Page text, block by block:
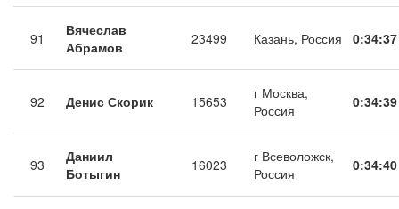
91
Вячеслав
Абрамов
23499 Казань, Россия 0:34:37
92 Денис Скорик 15653
г Москва,
Россия
0:34:39
93
Даниил
Ботыгин
16023
г Всеволожск,
Россия
0:34:40